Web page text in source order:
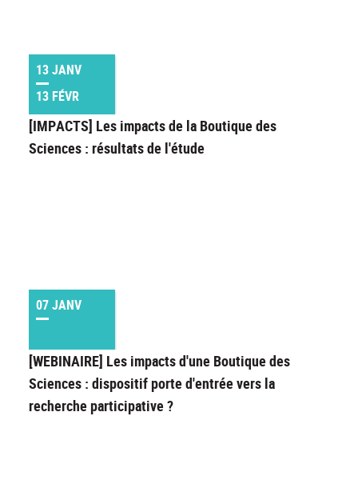
13 JANV
13 FÉVR
[IMPACTS] Les impacts de la Boutique des
Sciences : résultats de l'étude
07 JANV
[WEBINAIRE] Les impacts d'une Boutique des
Sciences : dispositif porte d'entrée vers la
recherche participative ?